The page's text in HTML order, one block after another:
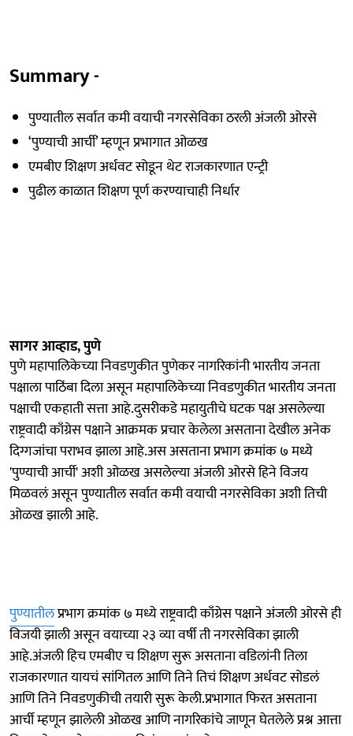
Summary -
पुण्यातील सर्वात कमी वयाची नगरसेविका ठरली अंजली ओरसे
‘पुण्याची आर्ची’ म्हणून प्रभागात ओळख
एमबीए शिक्षण अर्धवट सोडून थेट राजकारणात एन्ट्री
पुढील काळात शिक्षण पूर्ण करण्याचाही निर्धार
सागर आव्हाड, पुणे
पुणे महापालिकेच्या निवडणुकीत पुणेकर नागरिकांनी भारतीय जनता
पक्षाला पाठिंबा दिला असून महापालिकेच्या निवडणुकीत भारतीय जनता
पक्षाची एकहाती सत्ता आहे.दुसरीकडे महायुतीचे घटक पक्ष असलेल्या
राष्ट्रवादी काँग्रेस पक्षाने आक्रमक प्रचार केलेला असताना देखील अनेक
दिग्गजांचा पराभव झाला आहे.अस असताना प्रभाग क्रमांक ७ मध्ये
'पुण्याची आर्ची' अशी ओळख असलेल्या अंजली ओरसे हिने विजय
मिळवलं असून पुण्यातील सर्वात कमी वयाची नगरसेविका अशी तिची
ओळख झाली आहे.
पुण्यातीलप्रभाग क्रमांक ७ मध्ये राष्ट्रवादी काँग्रेस पक्षाने अंजली ओरसे ही
विजयी झाली असून वयाच्या २३ व्या वर्षी ती नगरसेविका झाली
आहे.अंजली हिच एमबीए च शिक्षण सुरू असताना वडिलांनी तिला
राजकारणात यायचं सांगितल आणि तिने तिचं शिक्षण अर्धवट सोडलं
आणि तिने निवडणुकीची तयारी सुरू केली.प्रभागात फिरत असताना
आर्ची म्हणून झालेली ओळख आणि नागरिकांचे जाणून घेतलेले प्रश्न आत्ता